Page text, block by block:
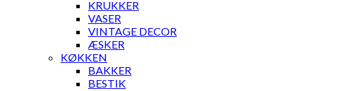
KRUKKER
VASER
VINTAGE DECOR
ÆSKER
KØKKEN
BAKKER
BESTIK